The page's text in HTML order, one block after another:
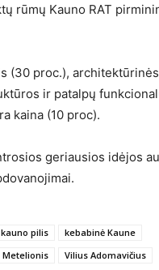
rūmų Kauno RAT
(30 proc.),
ir patalpų
kaina (10 proc).
geriausios idėjos
kauno pilis
kebabinė Kaune
Metelionis Vilius Adomavičius